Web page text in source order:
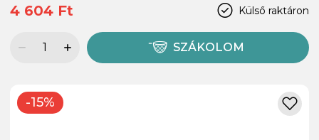
Külső raktáron
4 604 Ft
SZÁKOLOM
-15%